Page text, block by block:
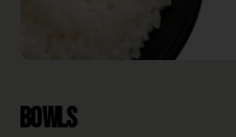
Bowls